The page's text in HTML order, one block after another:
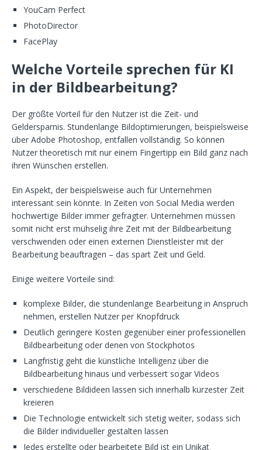
YouCam Perfect
PhotoDirector
FacePlay
Welche Vorteile sprechen für KI
in der Bildbearbeitung?
Der größte Vorteil für den Nutzer ist die Zeit- und
Geldersparnis. Stundenlange Bildoptimierungen, beispielsweise
über Adobe Photoshop, entfallen vollständig. So können
Nutzer theoretisch mit nur einem Fingertipp ein Bild ganz nach
ihren Wünschen erstellen.
Ein Aspekt, der beispielsweise auch für Unternehmen
interessant sein könnte. In Zeiten von Social Media werden
hochwertige Bilder immer gefragter. Unternehmen müssen
somit nicht erst mühselig ihre Zeit mit der Bildbearbeitung
verschwenden oder einen externen Dienstleister mit der
Bearbeitung beauftragen – das spart Zeit und Geld.
Einige weitere Vorteile sind:
komplexe Bilder, die stundenlange Bearbeitung in Anspruch
nehmen, erstellen Nutzer per Knopfdruck
Deutlich geringere Kosten gegenüber einer professionellen
Bildbearbeitung oder denen von Stockphotos
Langfristig geht die künstliche Intelligenz über die
Bildbearbeitung hinaus und verbessert sogar Videos
verschiedene Bildideen lassen sich innerhalb kürzester Zeit
kreieren
Die Technologie entwickelt sich stetig weiter, sodass sich
die Bilder individueller gestalten lassen
Jedes erstellte oder bearbeitete Bild ist ein Unikat